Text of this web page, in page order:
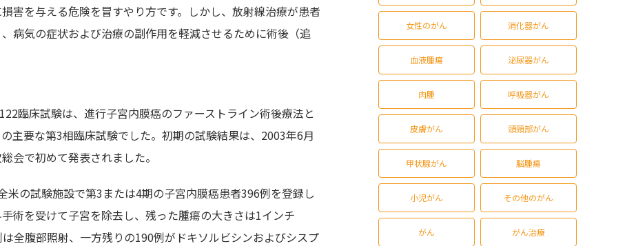
害を与える危険を冒すやり方です。しかし、放射線治療が患者
病気の症状および治療の副作用を軽減させるために術後（追
臨床試験は、進行子宮内膜癌のファーストライン術後療法と
主要な第3相臨床試験でした。初期の試験結果は、2003年6月
会で初めて発表されました。
の試験施設で第3または4期の子宮内膜癌患者396例を登録し
術を受けて子宮を除去し、残った腫瘍の大きさは1インチ
全腹部照射、一方残りの190例がドキソルビシンおよびシスプ
女性のがん 消化器がん
血液腫瘍 泌尿器がん
肉腫 呼吸器がん
皮膚がん 頭頸部がん
甲状腺がん 脳腫瘍
小児がん その他のがん
がん がん治療